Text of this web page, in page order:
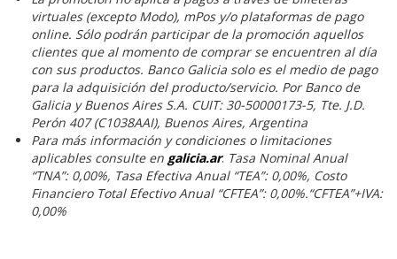
virtuales (excepto Modo), mPos y/o plataformas de pago
online. Sólo podrán participar de la promoción aquellos
clientes que al momento de comprar se encuentren al día
con sus productos. Banco Galicia solo es el medio de pago
para la adquisición del producto/servicio. Por Banco de
Galicia y Buenos Aires S.A. CUIT: 30-50000173-5, Tte. J.D.
Perón 407 (C1038AAI), Buenos Aires, Argentina
Para más información y condiciones o limitaciones
aplicables consulte en galicia.ar. Tasa Nominal Anual
“TNA”: 0,00%, Tasa Efectiva Anual “TEA”: 0,00%, Costo
Financiero Total Efectivo Anual “CFTEA”: 0,00%.“CFTEA”+IVA:
0,00%